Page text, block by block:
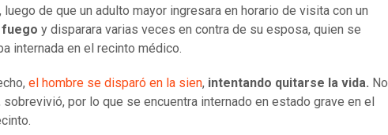
, luego de que un adulto mayor ingresara en horario de visita con un
fuego y disparara varias veces en contra de su esposa, quien se
internada en el recinto médico.
el hombre se disparó en la sien, intentando quitarse la vida. No
sobrevivió, por lo que se encuentra internado en estado grave en el